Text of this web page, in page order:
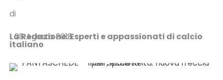
di
La Redazione: Esperti e appassionati di calcio
italiano
28 Agosto 2018